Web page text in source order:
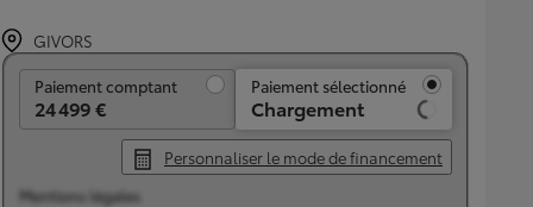
GIVORS
Paiement comptant
24 499 €
Paiement sélectionné
Chargement
Personnaliser le mode de financement
Mentions légales